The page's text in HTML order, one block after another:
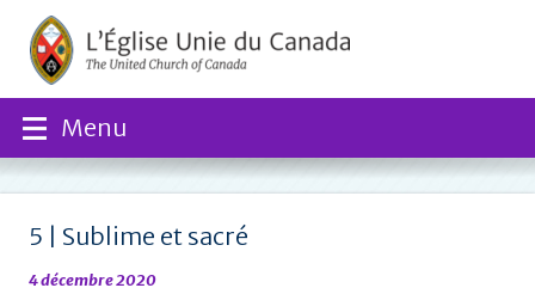
Menu
5 | Sublime et sacré
4 décembre 2020